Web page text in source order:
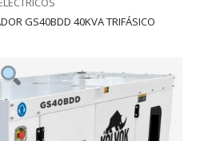
GS40BDD 40KVA TRIFÁSICO